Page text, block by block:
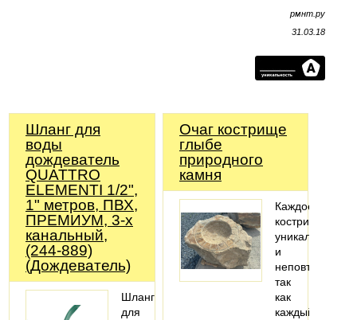
рмнт.ру
31.03.18
Шланг для
воды
дождеватель
QUATTRO
ELEMENTI 1/2",
1" метров, ПВХ,
ПРЕМИУМ, 3-х
канальный,
(244-889)
(Дождеватель)
Шланг
для
Очаг кострище
глыбе
природного
камня
Каждое
кострище
уникально
и
неповторимо
так
как
каждый